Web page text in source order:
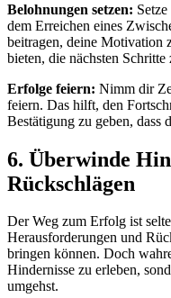
Belohnungen setzen:
dem Erreichen eines
beitragen, deine Motivation
bieten, die nächsten Schritte
Erfolge feiern: Nimm dir
feiern. Das hilft, den
Bestätigung zu geben, dass
6. Überwinde
Rückschlägen
Der Weg zum Erfolg ist
Herausforderungen und
bringen können. Doch
Hindernisse zu erleben,
umgehst.